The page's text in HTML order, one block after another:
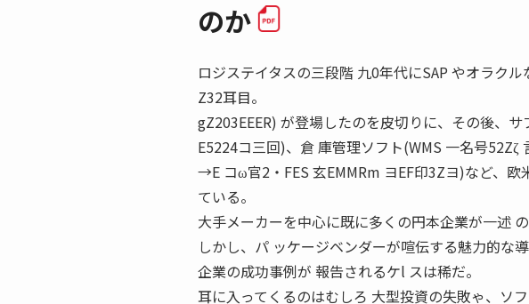
のか
ロジステイタスの三段階 九0年代にSAP やオラク
Z32耳目。
gZ203EEER) が登場したのを皮切りに、その後、
E5224コ三回)、倉 庫管理ソフト(WMS 一名号
→E コω官2・FES 玄EMMRm ヨEF印3Zヨ)など、
ている。
大手メーカーを中心に既に多くの円本企業が一述
しかし、パ ッケージベンダーが喧伝する魅力的な
企業の成功事例が 報告されるケl スは稀だ。
耳に入ってくるのはむしろ 大型投資の失敗ゃ、ソ